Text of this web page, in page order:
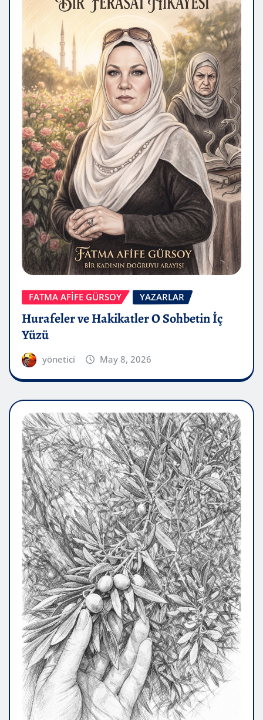
FATMA AFİFE GÜRSOY YAZARLAR
Hurafeler ve Hakikatler O Sohbetin İç
Yüzü
yönetici May 8, 2026